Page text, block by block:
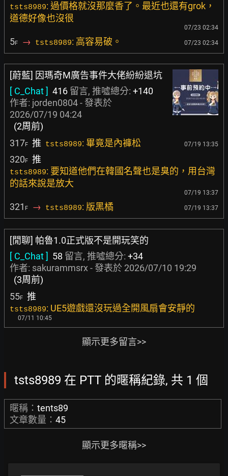
tsts8989: 過價格就沒那麼香了。最近也還有grok，
道德好像也沒很
07/23 02:34
5F → tsts8989: 高容易破。 07/23 02:34
[蔚藍] 因瑪奇M廣告事件大佬紛紛退坑
[ C_Chat ] 416 留言, 推噓總分: +140
作者: jorden0804- 發表於
2026/07/19 04:24
(2周前)
317F 推 tsts8989: 畢竟是內褲松 07/19 13:35
320F 推
tsts8989: 要知道他們在韓國名聲也是臭的，用台灣
的話來說是放大
07/19 13:37
321 F → tsts8989: 版黑橘 07/19 13:37
[閒聊] 帕魯1.0正式版不是開玩笑的
[ C_Chat ] 58 留言, 推噓總分: +34
作者: sakurammsrx - 發表於 2026/07/10 19:29
(3周前)
55F 推
tsts8989: UE5遊戲還沒玩過全開風扇會安靜的
07/11 10:45
顯示更多留言>>
tsts8989 在 PTT 的暱稱紀錄, 共 1 個
暱稱： tents89
文章數量： 45
顯示更多暱稱>>